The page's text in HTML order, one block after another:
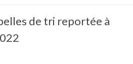
de tri reportée à